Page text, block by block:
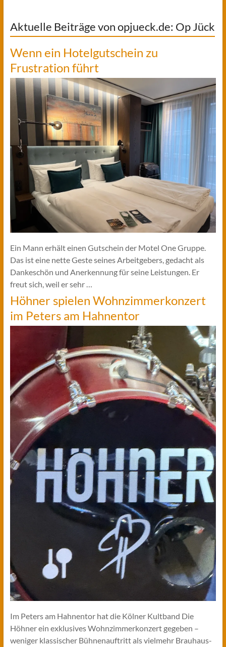
Aktuelle Beiträge von opjueck.de: Op Jück
Wenn ein Hotelgutschein zu
Frustration führt
Ein Mann erhält einen Gutschein der Motel One Gruppe.
Das ist eine nette Geste seines Arbeitgebers, gedacht als
Dankeschön und Anerkennung für seine Leistungen. Er
freut sich, weil er sehr …
Höhner spielen Wohnzimmerkonzert
im Peters am Hahnentor
Im Peters am Hahnentor hat die Kölner Kultband Die
Höhner ein exklusives Wohnzimmerkonzert gegeben –
weniger klassischer Bühnenauftritt als vielmehr Brauhaus-